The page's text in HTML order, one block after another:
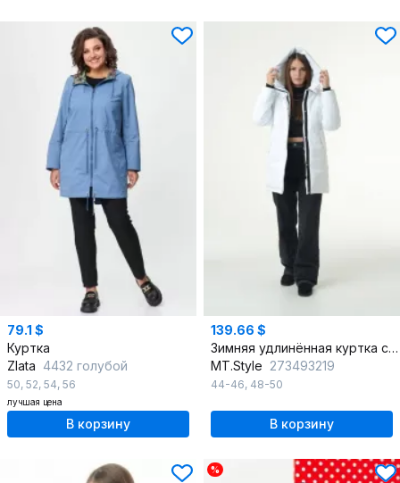
79.1 $
Куртка
Zlata 4432 голубой
50, 52, 54, 56
лучшая цена
В корзину
139.66 $
Зимняя удлинённая куртка с мембраной и меховым капюшоном
MT.Style 273493219
44-46, 48-50
В корзину
%